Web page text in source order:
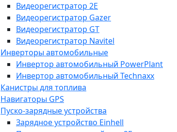
Видеорегистратор 2E
Видеорегистратор Gazer
Видеорегистратор GT
Видеорегистратор Navitel
Инверторы автомобильные
Инвертор автомобильный PowerPlant
Инвертор автомобильный Technaxx
Канистры для топлива
Навигаторы GPS
Пуско-зарядные устройства
Зарядное устройство Einhell